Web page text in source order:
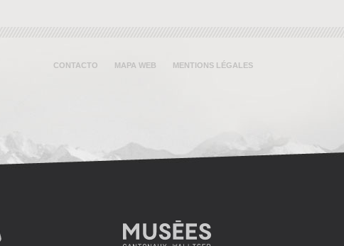
CONTACTO MAPA WEB MENTIONS LÉGALES